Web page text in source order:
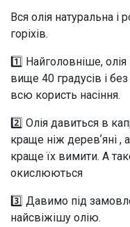
Вся олія натуральна і
горіхів.
1️⃣ Найголовніше,
вище 40 градусів і
всю користь насіння.
2️⃣ Олія давиться в
краще ніж деревʼяні ,
краще їх вимити. А
окислюються
3️⃣ Давимо під
найсвіжішу олію.